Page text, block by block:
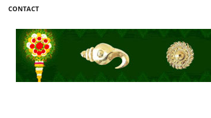
CONTACT